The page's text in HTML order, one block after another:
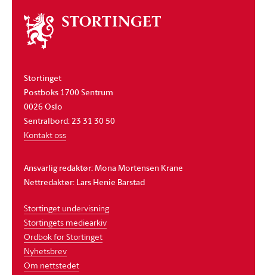
Om
stortinget
Stortinget
Postboks 1700 Sentrum
0026 Oslo
Sentralbord: 23 31 30 50
Kontakt oss
Ansvarlig redaktør: Mona Mortensen Krane
Nettredaktør: Lars Henie Barstad
Stortinget undervisning
Stortingets mediearkiv
Ordbok for Stortinget
Nyhetsbrev
Om nettstedet